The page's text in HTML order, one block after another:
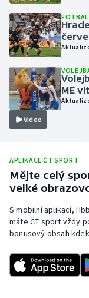
Moderní pětiboj
Motorsport
Olympijské hry
Parasport
Plážový volejbal
Ragby
Rychlobruslení
Short track
FOTBAL
Video
ME
APLIKACE ČT SPORT
Mějte celý
velké
S mobilní aplikací,
máte ČT sport vždy
bonusový obsah